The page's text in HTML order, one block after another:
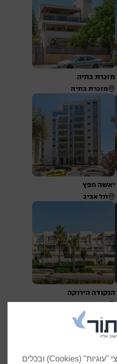
מזכרת בתיה
מזכרת בתיה
יאשה חפץ
תל אביב
הנקודה הירוקה
אשדוד
באתר זה נעשה שימוש בקובצי "עוגיות" (Cookies) ובכלים